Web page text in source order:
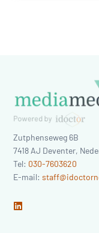
Zutphenseweg 6B
7418 AJ Deventer,
Tel: 030-7603620
E-mail: